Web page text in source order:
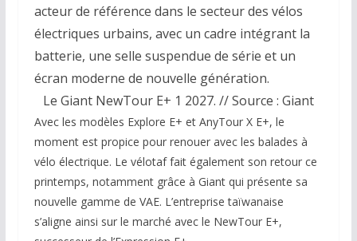
acteur de référence dans le secteur des vélos
électriques urbains, avec un cadre intégrant la
batterie, une selle suspendue de série et un
écran moderne de nouvelle génération.
Le Giant NewTour E+ 1 2027. // Source : Giant
Avec les modèles Explore E+ et AnyTour X E+, le
moment est propice pour renouer avec les balades à
vélo électrique. Le vélotaf fait également son retour ce
printemps, notamment grâce à Giant qui présente sa
nouvelle gamme de VAE. L’entreprise taïwanaise
s’aligne ainsi sur le marché avec le NewTour E+,